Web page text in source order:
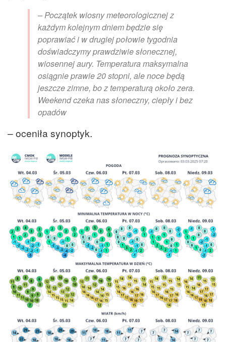
– Początek wiosny meteorologicznej z
każdym kolejnym dniem będzie się
poprawiać i w drugiej połowie tygodnia
doświadczymy prawdziwie słonecznej,
wiosennej aury. Temperatura maksymalna
osiągnie prawie 20 stopni, ale noce będą
jeszcze zimne, bo z temperaturą około zera.
Weekend czeka nas słoneczny, ciepły i bez
opadów
– oceniła synoptyk.